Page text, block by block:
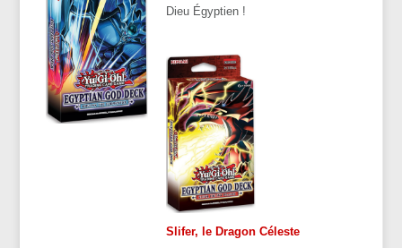
Dieu Égyptien !
Slifer, le Dragon Céleste